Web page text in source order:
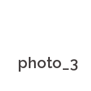
photo_3